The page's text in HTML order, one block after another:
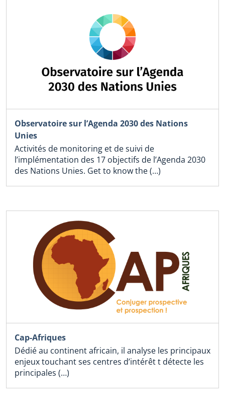
Observatoire sur l’Agenda 2030 des Nations
Unies
Activités de monitoring et de suivi de
l’implémentation des 17 objectifs de l’Agenda 2030
des Nations Unies. Get to know the (…)
Cap-Afriques
Dédié au continent africain, il analyse les principaux
enjeux touchant ses centres d’intérêt t détecte les
principales (…)